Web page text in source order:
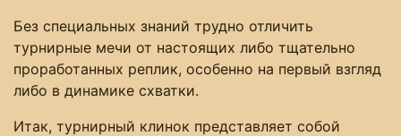
Без специальных знаний трудно отличить
турнирные мечи от настоящих либо тщательно
проработанных реплик, особенно на первый взгляд
либо в динамике схватки.
Итак, турнирный клинок представляет собой